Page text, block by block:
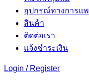
อุปกรณ์ทางการแ
สินค้า
ติดต่อเรา
แจ้งชำระเงิน
Login / Register